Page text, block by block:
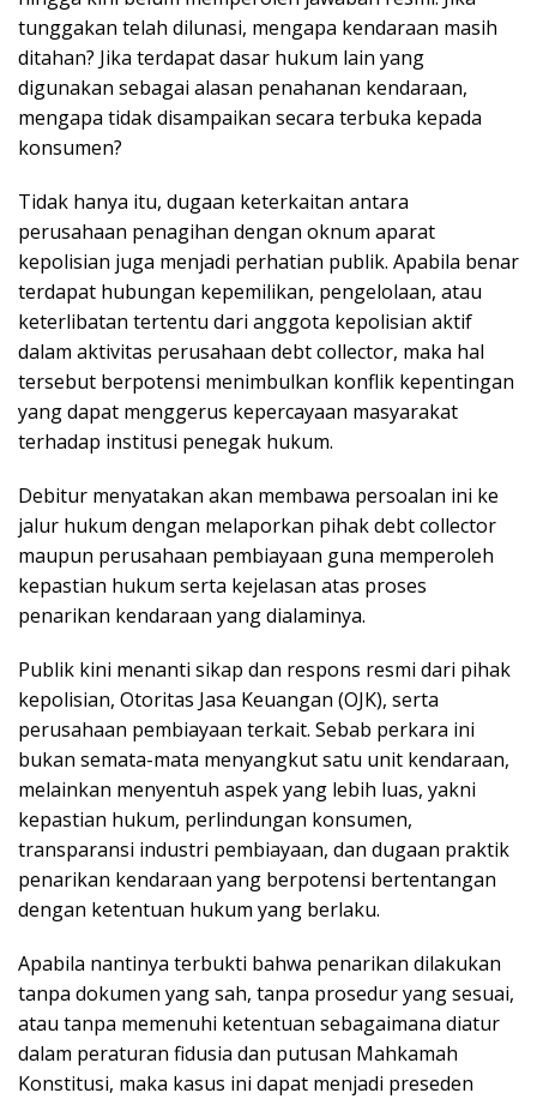
tunggakan telah dilunasi, mengapa kendaraan masih
ditahan? Jika terdapat dasar hukum lain yang
digunakan sebagai alasan penahanan kendaraan,
mengapa tidak disampaikan secara terbuka kepada
konsumen?
Tidak hanya itu, dugaan keterkaitan antara
perusahaan penagihan dengan oknum aparat
kepolisian juga menjadi perhatian publik. Apabila benar
terdapat hubungan kepemilikan, pengelolaan, atau
keterlibatan tertentu dari anggota kepolisian aktif
dalam aktivitas perusahaan debt collector, maka hal
tersebut berpotensi menimbulkan konflik kepentingan
yang dapat menggerus kepercayaan masyarakat
terhadap institusi penegak hukum.
Debitur menyatakan akan membawa persoalan ini ke
jalur hukum dengan melaporkan pihak debt collector
maupun perusahaan pembiayaan guna memperoleh
kepastian hukum serta kejelasan atas proses
penarikan kendaraan yang dialaminya.
Publik kini menanti sikap dan respons resmi dari pihak
kepolisian, Otoritas Jasa Keuangan (OJK), serta
perusahaan pembiayaan terkait. Sebab perkara ini
bukan semata-mata menyangkut satu unit kendaraan,
melainkan menyentuh aspek yang lebih luas, yakni
kepastian hukum, perlindungan konsumen,
transparansi industri pembiayaan, dan dugaan praktik
penarikan kendaraan yang berpotensi bertentangan
dengan ketentuan hukum yang berlaku.
Apabila nantinya terbukti bahwa penarikan dilakukan
tanpa dokumen yang sah, tanpa prosedur yang sesuai,
atau tanpa memenuhi ketentuan sebagaimana diatur
dalam peraturan fidusia dan putusan Mahkamah
Konstitusi, maka kasus ini dapat menjadi preseden